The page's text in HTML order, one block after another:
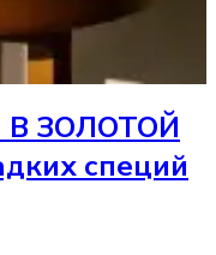
В ЗОЛОТОЙ
специй